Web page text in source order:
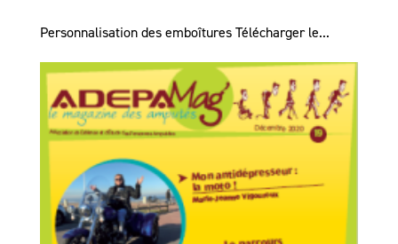
Personnalisation des emboîtures Télécharger le...